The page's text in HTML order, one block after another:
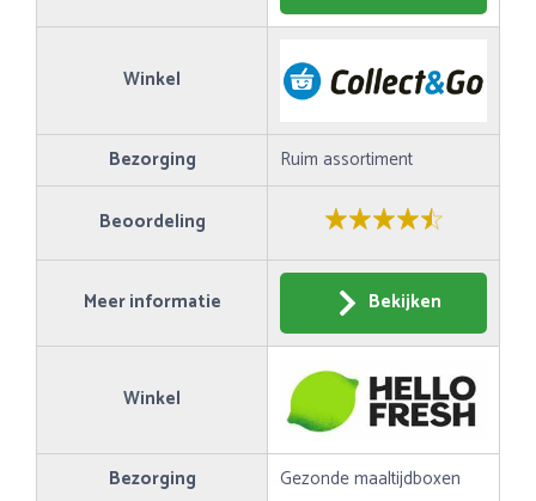
Winkel
Bezorging Ruim assortiment
Beoordeling
Meer informatie Bekijken
Winkel
Bezorging Gezonde maaltijdboxen